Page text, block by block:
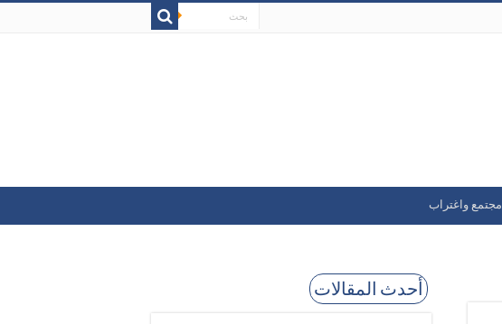
مجتمع واغتراب
أحدث المقالات